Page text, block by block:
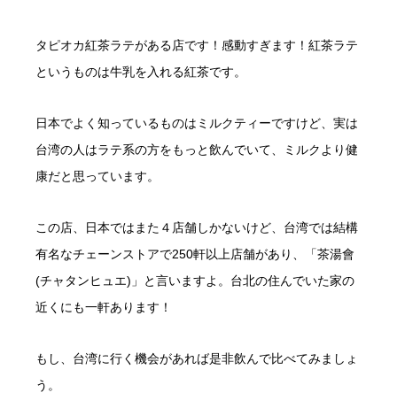
タピオカ紅茶ラテがある店です！感動すぎます！紅茶ラテ
というものは牛乳を入れる紅茶です。
日本でよく知っているものはミルクティーですけど、実は
台湾の人はラテ系の方をもっと飲んでいて、ミルクより健
康だと思っています。
この店、日本ではまた４店舗しかないけど、台湾では結構
有名なチェーンストアで250軒以上店舗があり、「茶湯會
(チャタンヒュエ)」と言いますよ。台北の住んでいた家の
近くにも一軒あります！
もし、台湾に行く機会があれば是非飲んで比べてみましょ
う。